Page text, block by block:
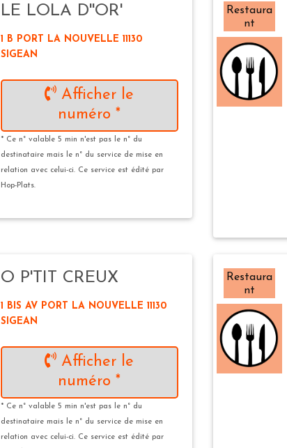
LE LOLA D''OR'
1 B PORT LA NOUVELLE 11130
SIGEAN
Afficher le
numéro *
* Ce n° valable 5 min n'est pas le n° du
destinataire mais le n° du service de mise en
relation avec celui-ci. Ce service est édité par
Hop-Plats.
Restaura
nt
O P'TIT CREUX
1 BIS AV PORT LA NOUVELLE 11130
SIGEAN
Afficher le
numéro *
* Ce n° valable 5 min n'est pas le n° du
destinataire mais le n° du service de mise en
relation avec celui-ci. Ce service est édité par
Restaura
nt